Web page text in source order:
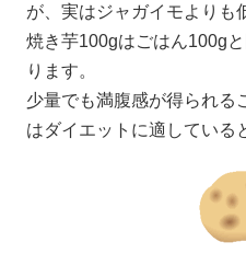
が、実はジャガイモよりも
焼き芋100gはごはん100g
ります。
少量でも満腹感が得られる
はダイエットに適している